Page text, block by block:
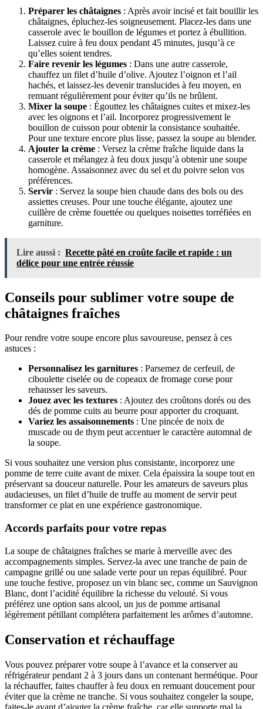
Préparer les châtaignes : Après avoir incisé et fait bouillir les
châtaignes, épluchez-les soigneusement. Placez-les dans une
casserole avec le bouillon de légumes et portez à ébullition.
Laissez cuire à feu doux pendant 45 minutes, jusqu’à ce
qu’elles soient tendres.
Faire revenir les légumes : Dans une autre casserole,
chauffez un filet d’huile d’olive. Ajoutez l’oignon et l’ail
hachés, et laissez-les devenir translucides à feu moyen, en
remuant régulièrement pour éviter qu’ils ne brûlent.
Mixer la soupe : Égouttez les châtaignes cuites et mixez-les
avec les oignons et l’ail. Incorporez progressivement le
bouillon de cuisson pour obtenir la consistance souhaitée.
Pour une texture encore plus lisse, passez la soupe au blender.
Ajouter la crème : Versez la crème fraîche liquide dans la
casserole et mélangez à feu doux jusqu’à obtenir une soupe
homogène. Assaisonnez avec du sel et du poivre selon vos
préférences.
Servir : Servez la soupe bien chaude dans des bols ou des
assiettes creuses. Pour une touche élégante, ajoutez une
cuillère de crème fouettée ou quelques noisettes torréfiées en
garniture.
Lire aussi : Recette pâté en croûte facile et rapide : un
délice pour une entrée réussie
Conseils pour sublimer votre soupe de
châtaignes fraîches
Pour rendre votre soupe encore plus savoureuse, pensez à ces
astuces :
Personnalisez les garnitures : Parsemez de cerfeuil, de
ciboulette ciselée ou de copeaux de fromage corse pour
rehausser les saveurs.
Jouez avec les textures : Ajoutez des croûtons dorés ou des
dés de pomme cuits au beurre pour apporter du croquant.
Variez les assaisonnements : Une pincée de noix de
muscade ou de thym peut accentuer le caractère automnal de
la soupe.
Si vous souhaitez une version plus consistante, incorporez une
pomme de terre cuite avant de mixer. Cela épaissira la soupe tout en
préservant sa douceur naturelle. Pour les amateurs de saveurs plus
audacieuses, un filet d’huile de truffe au moment de servir peut
transformer ce plat en une expérience gastronomique.
Accords parfaits pour votre repas
La soupe de châtaignes fraîches se marie à merveille avec des
accompagnements simples. Servez-la avec une tranche de pain de
campagne grillé ou une salade verte pour un repas équilibré. Pour
une touche festive, proposez un vin blanc sec, comme un Sauvignon
Blanc, dont l’acidité équilibre la richesse du velouté. Si vous
préférez une option sans alcool, un jus de pomme artisanal
légèrement pétillant complétera parfaitement les arômes d’automne.
Conservation et réchauffage
Vous pouvez préparer votre soupe à l’avance et la conserver au
réfrigérateur pendant 2 à 3 jours dans un contenant hermétique. Pour
la réchauffer, faites chauffer à feu doux en remuant doucement pour
éviter que la crème ne tranche. Si vous souhaitez congeler la soupe,
faites-le avant d’ajouter la crème fraîche, car elle supporte mal la